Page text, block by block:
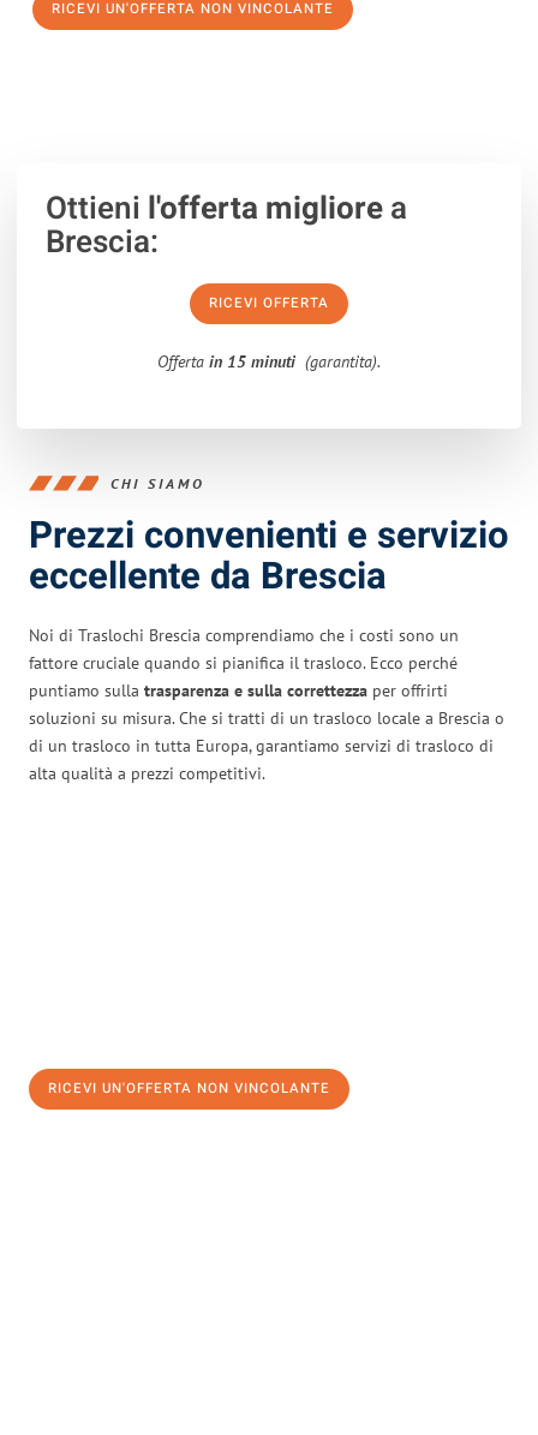
RICEVI UN'OFFERTA NON VINCOLANTE
Ottieni l'offerta migliorea
Brescia:
RICEVI OFFERTA
Offerta in 15 minuti (garantita).
CHI SIAMO
Prezzi convenienti e servizio
eccellente da Brescia
Noi di Traslochi Brescia comprendiamo che i costi sono un
fattore cruciale quando si pianifica il trasloco. Ecco perché
puntiamo sulla trasparenza e sulla correttezza per offrirti
soluzioni su misura. Che si tratti di un trasloco locale a Brescia o
di un trasloco in tutta Europa, garantiamo servizi di trasloco di
alta qualità a prezzi competitivi.
RICEVI UN'OFFERTA NON VINCOLANTE